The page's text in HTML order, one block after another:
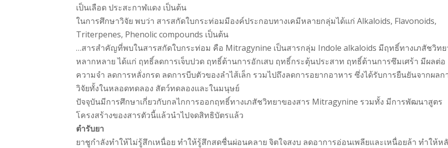
เป็นเลือด ประสะกาฬแดง เป็นต้น
ในการศึกษาวิจัย พบว่า สารสกัดใบกระท่อมมีองค์ประกอบทางเคมีหลายกลุ่มได้แก่ Alkaloids, Flavonoids,
Triterpenes, Phenolic compounds เป็นต้น
…สารสำคัญที่พบในสารสกัดใบกระท่อม คือ Mitragynine เป็นสารกลุ่ม Indole alkaloids มีฤทธิ์ทางเภสัชวิทย
หลากหลาย ได้แก่ ฤทธิ์ลดการเจ็บปวด ฤทธิ์ต้านการอักเสบ ฤทธิ์กระตุ้นประสาท ฤทธิ์ต้านการซึมเศร้า มีผลต่อ
ความจำ ลดการหลั่งกรด ลดการบีบตัวของลำไส้เล็ก รวมไปถึงลดการอยากอาหาร ซึ่งได้รับการยืนยันจากผลก
วิจัยทั้งในหลอดทดลอง สัตว์ทดลองและในมนุษย์
ปัจจุบันมีการศึกษาเกี่ยวกับกลไกการออกฤทธิ์ทางเภสัชวิทยาของสาร Mitragynine รวมทั้ง มีการพัฒนาสูตร
โครงสร้างของสารตัวนี้แล้วนำไปจดสิทธิบัตรแล้ว
ตำรับยา
ยาชูกำลังทำให้ไม่รู้สึกเหนื่อย ทำให้รู้สึกสดชื่นผ่อนคลาย จิตใจสงบ ลดอาการอ่อนเพลียและเหนื่อยล้า ทำให้ห